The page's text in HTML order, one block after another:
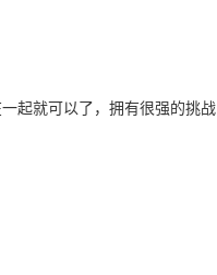
起就可以了，拥有很强的挑战